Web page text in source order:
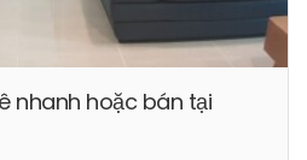
nhanh hoặc bán tại